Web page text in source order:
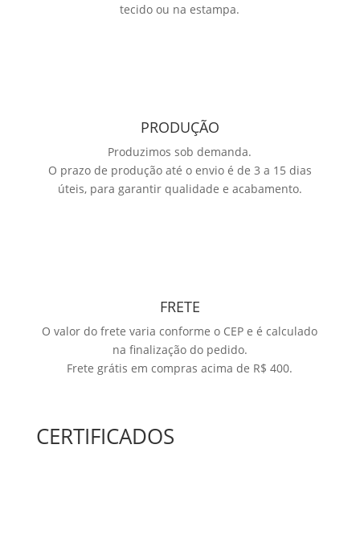
tecido ou na estampa.
PRODUÇÃO
Produzimos sob demanda.
O prazo de produção até o envio é de 3 a 15 dias
úteis, para garantir qualidade e acabamento.
FRETE
O valor do frete varia conforme o CEP e é calculado
na finalização do pedido.
Frete grátis em compras acima de R$ 400.
CERTIFICADOS